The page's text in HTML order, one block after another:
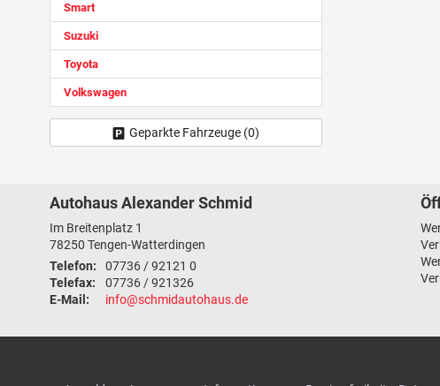
Smart
Suzuki
Toyota
Volkswagen
Geparkte Fahrzeuge (0)
Autohaus Alexander Schmid
Im Breitenplatz 1
78250 Tengen-Watterdingen
Telefon:
07736 / 92121 0
Telefax:
07736 / 921326
E-Mail:
info@schmidautohaus.de